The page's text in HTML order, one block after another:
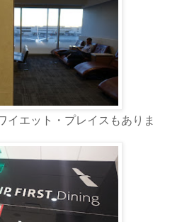
イエット・プレイスもありま